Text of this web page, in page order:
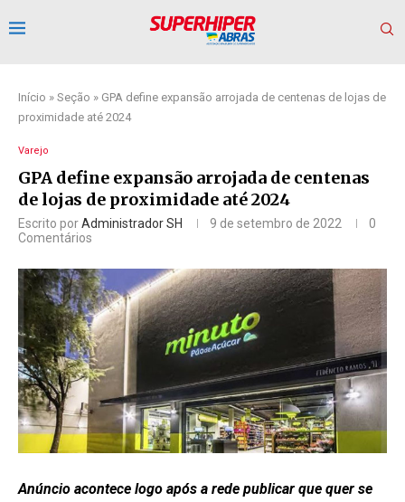
Início » Seção » GPA define expansão arrojada de centenas de lojas de
proximidade até 2024
Varejo
GPA define expansão arrojada de centenas
de lojas de proximidade até 2024
Escrito porAdministrador SH 9 de setembro de 2022
0
Comentários
Anúncio acontece logo após a rede publicar que quer se